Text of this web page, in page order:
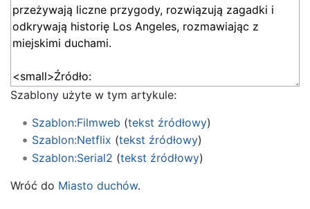
Szablony użyte w tym artykule:
Szablon:Filmweb (tekst źródłowy)
Szablon:Netflix (tekst źródłowy)
Szablon:Serial2 (tekst źródłowy)
Wróć do Miasto duchów.